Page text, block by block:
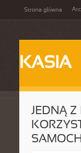
Strona główna
KASIA
JEDNĄ Z